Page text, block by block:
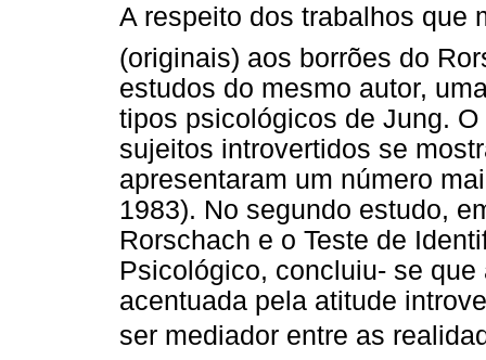
A respeito dos trabalhos que
(originais) aos borrões do
estudos do mesmo autor,
tipos psicológicos de Jung.
sujeitos introvertidos se
apresentaram um número
1983). No segundo estudo,
Rorschach e o Teste de
Psicológico, concluiu- se
acentuada pela atitude
ser mediador entre as